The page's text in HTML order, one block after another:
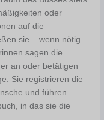
oder
auf die
sie – wenn nötig –
sagen die
an oder betätigen
Sie registrieren die
und führen
in das sie die